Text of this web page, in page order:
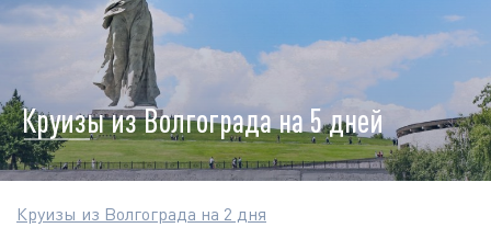
Круизы из Волгограда на 5 дней
Круизы из Волгограда на 2 дня